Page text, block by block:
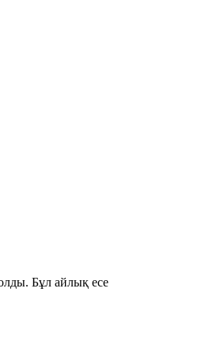
Бұл айлық есе